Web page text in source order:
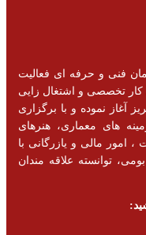
فنی و حرفه ای فعالیت
نیروی کار تخصصی و اشتغال زایی
نموده و با برگزاری
های معماری، هنرهای
امور مالی و یازرگانی با
توانسته علاقه مندان